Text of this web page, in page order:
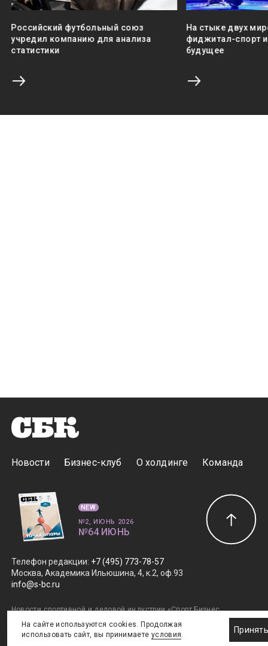
Российский футбольный союз
учредил компанию для анализа
статистики
На стыке двух
фиджитал-спорт
будущее
Новости Бизнес-клуб О холдинге Команда
Телефон редакции: +7 (495) 773-78-57
Москва, Академика Ильюшина, 4, к.2, оф.93
info@s-bc.ru
Новости спортивной и деловой индустрии «Спорт Бизнес
Консалтинг». Свидетельство СМИ ЭЛ № ФС77-47450.
Главный редактор Елена Савраева.
Правовая информация
. Разработка v2:Андрей Загоруйко,
NEW
№2, ИЮНЬ 2026
№64 ИЮНЬ
На сайте используются cookies. Продолжая
использовать сайт, вы принимаете условия.
Принять